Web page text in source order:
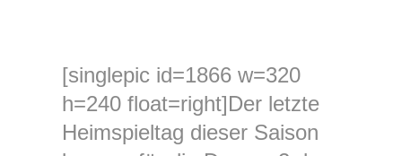
[singlepic id=1866 w=320
h=240 float=right]Der letzte
Heimspieltag dieser Saison